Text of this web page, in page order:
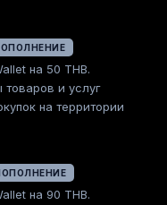
на 50 THB.
товаров и услуг
на территории
на 90 THB.